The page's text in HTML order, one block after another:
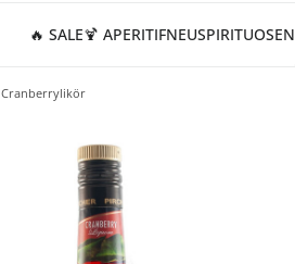
🔥 SALE🍹 APERITIFNEUSPIRITUOSEN
Cranberrylikör